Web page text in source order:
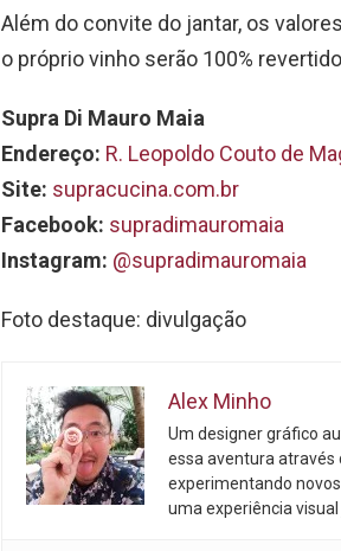
Além do convite do jantar, os
o próprio vinho serão 100%
Supra Di Mauro Maia
Endereço: R. Leopoldo Couto de
Site: supracucina.com.br
Facebook: supradimauromaia
Instagram: @supradimauromaia
Foto destaque: divulgação
Alex Minho
Um designer gráfico
essa aventura através
experimentando
uma experiência